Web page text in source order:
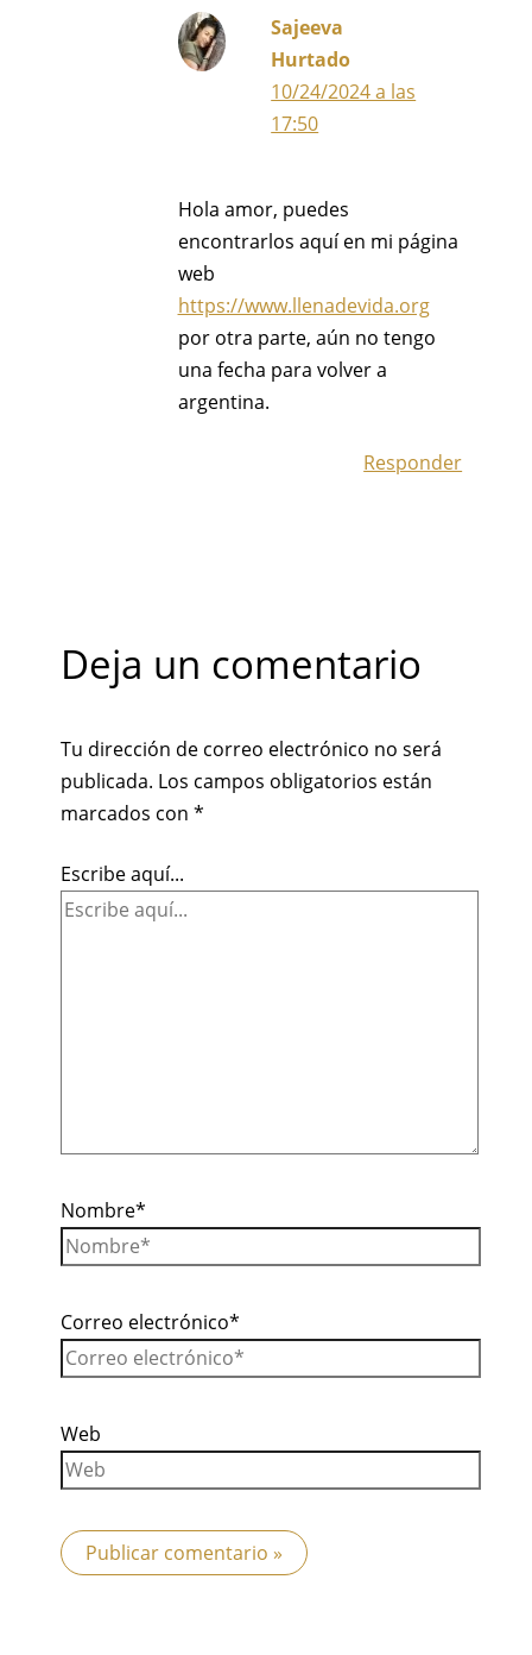
Sajeeva
Hurtado
10/24/2024 a las
17:50
Hola amor, puedes
encontrarlos aquí en mi página
web
https://www.llenadevida.org
por otra parte, aún no tengo
una fecha para volver a
argentina.
Responder
Deja un comentario
Tu dirección de correo electrónico no será
publicada. Los campos obligatorios están
marcados con *
Escribe aquí...
Nombre*
Correo electrónico*
Web